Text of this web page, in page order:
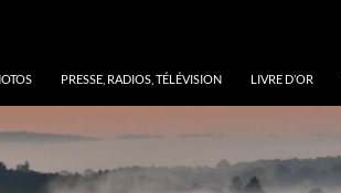
PRESSE, RADIOS, TÉLÉVISION LIVRE D’OR